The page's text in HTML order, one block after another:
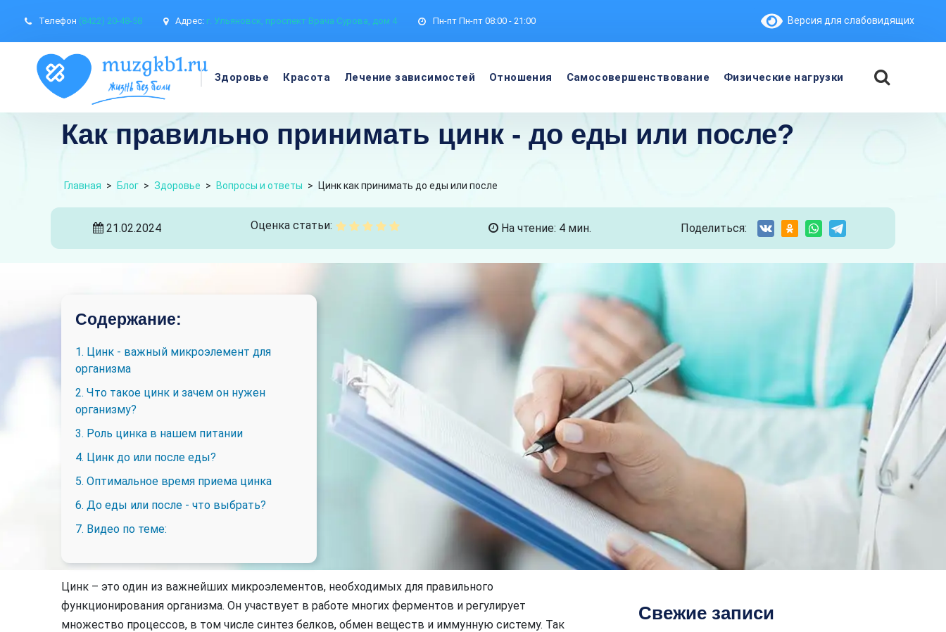
Телефон (8422) 20-48-58 Адрес: г. Ульяновск, проспект Врача Сурова, дом 4 Пн-пт Пн-пт 08:00 - 21:00 Версия для слабовидящих
Здоровье Красота Лечение зависимостей Отношения Самосовершенствование Физические нагрузки
Как правильно принимать цинк - до еды или после?
Главная > Блог > Здоровье > Вопросы и ответы > Цинк как принимать до еды или после
21.02.2024 Оценка статьи: На чтение: 4 мин. Поделиться:
Содержание:
1. Цинк - важный микроэлемент для
организма
2. Что такое цинк и зачем он нужен
организму?
3. Роль цинка в нашем питании
4. Цинк до или после еды?
5. Оптимальное время приема цинка
6. До еды или после - что выбрать?
7. Видео по теме:
Цинк – это один из важнейших микроэлементов, необходимых для правильного
функционирования организма. Он участвует в работе многих ферментов и регулирует
множество процессов, в том числе синтез белков, обмен веществ и иммунную систему. Так
Свежие записи